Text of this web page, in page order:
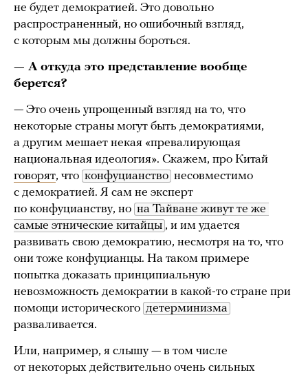
не будет демократией. Это довольно
распространенный, но ошибочный взгляд,
с которым мы должны бороться.
— А откуда это представление вообще
берется?
— Это очень упрощенный взгляд на то, что
некоторые страны могут быть демократиями,
а другим мешает некая «превалирующая
национальная идеология». Скажем, про Китай
говорят, что конфуцианство несовместимо
с демократией. Я сам не эксперт
по конфуцианству, но на Тайване живут те же
самые этнические китайцы , и им удается
развивать свою демократию, несмотря на то, что
они тоже конфуцианцы. На таком примере
попытка доказать принципиальную
невозможность демократии в какой-то стране при
помощи исторического детерминизма
разваливается.
Или, например, я слышу — в том числе
от некоторых действительно очень сильных